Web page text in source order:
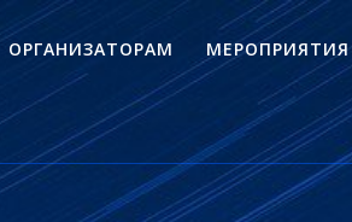
ОРГАНИЗАТОРАМ МЕРОПРИЯТИЯ